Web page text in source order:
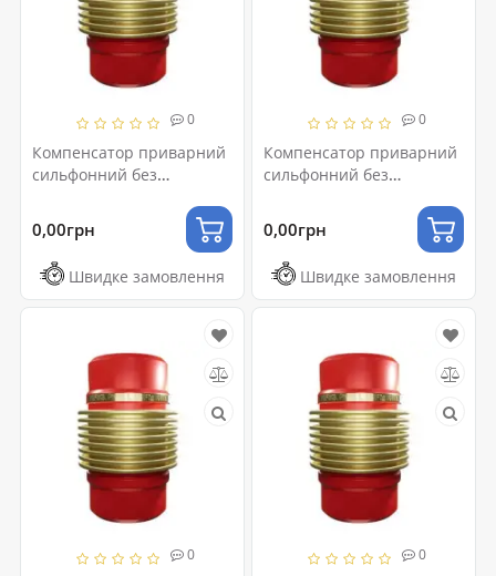
0
Компенсатор приварний
сильфонний без
Ду125 L30
0,00грн
Швидке замовлення
0
Компенсатор приварний
сильфонний без
Ду125 L60
0,00грн
Швидке замовлення
0 0